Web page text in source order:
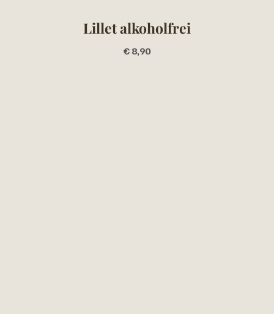
Lillet alkoholfrei
€ 8,90